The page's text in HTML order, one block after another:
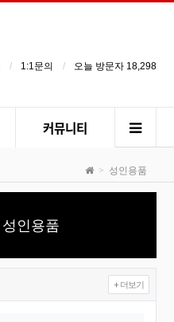
1:1문의 오늘 방문자 18,298
커뮤니티
성인용품
성인용품
+ 더보기